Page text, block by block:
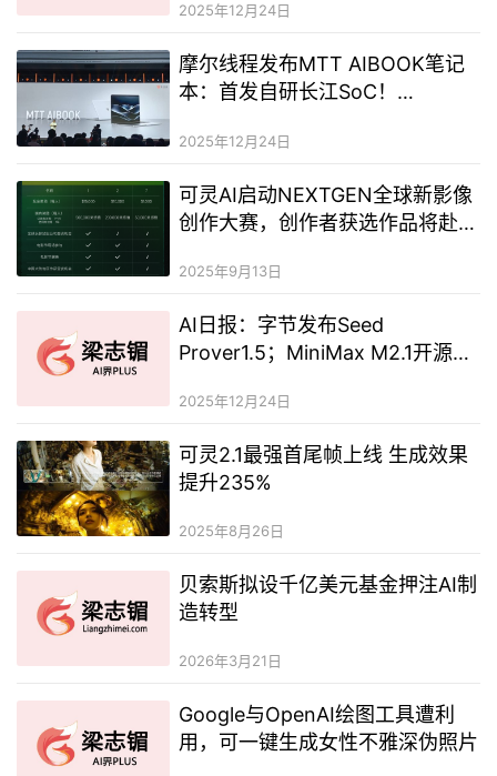
2025年12月24日
摩尔线程发布MTT AIBOOK笔记
本：首发自研长江SoC！
2025年12月24日
可灵AI启动NEXTGEN全球新影像
创作大赛，创作者获选作品将赴戛
2025年9月13日
AI日报：字节发布Seed
Prover1.5；MiniMax M2.1开源；
Audio-Chat-8B
2025年12月24日
可灵2.1最强首尾帧上线 生成效果
提升235%
2025年8月26日
贝索斯拟设千亿美元基金押注AI制
造转型
2026年3月21日
​Google与OpenAI绘图工具遭利
用，可一键生成女性不雅深伪照片